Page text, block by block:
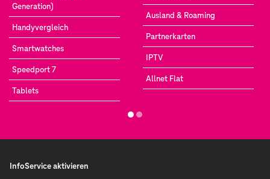
Generation)
Handyvergleich
Smartwatches
Speedport 7
Tablets
Ausland & Roaming
Partnerkarten
IPTV
Allnet Flat
InfoService aktivieren